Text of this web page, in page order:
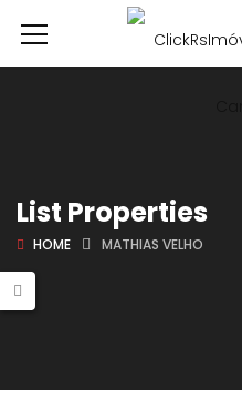
List Properties
HOME MATHIAS VELHO